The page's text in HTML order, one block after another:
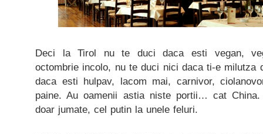
Deci la Tirol nu te duci daca esti vegan,
octombrie incolo, nu te duci nici daca ti-e milutza
daca esti hulpav, lacom mai, carnivor,
paine. Au oamenii astia niste portii… cat
doar jumate, cel putin la unele feluri.